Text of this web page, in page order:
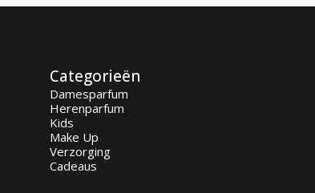
Categorieën
Damesparfum
Herenparfum
Kids
Make Up
Verzorging
Cadeaus